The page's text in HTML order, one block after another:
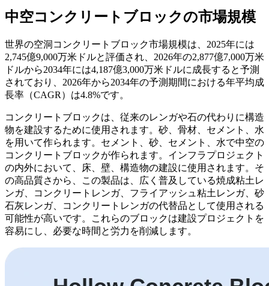
中空コンクリートブロックの市場規模
世界の空洞コンクリートブロック市場規模は、2025年には
2,745億9,000万米ドルと評価され、2026年の2,877億7,000万米
ドルから2034年には4,187億3,000万米ドルに成長すると予測
されており、2026年から2034年の予測期間における年平均成
長率（CAGR）は4.8%です。
コンクリートブロックは、従来のレンガや石の代わりに構造
物を建設するために使用されます。砂、骨材、セメント、水
を用いて作られます。セメント、砂、セメント、水で中空の
コンクリートブロックが作られます。インフラプロジェクト
の内外において、床、壁、構造物の建設に使用されます。そ
の高品質さから、この製品は、広く普及している焼成粘土レ
ンガ、コンクリートレンガ、フライアッシュ粘土レンガ、砂
石灰レンガ、コンクリートレンガの代替品として使用される
可能性が高いです。これらのブロックは建設プロジェクトを
容易にし、必要な時間と労力を削減します。